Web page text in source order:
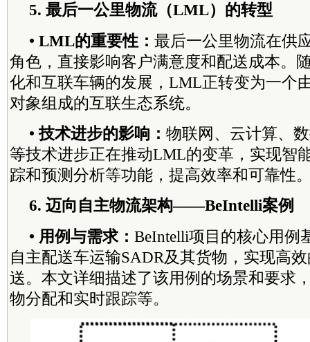
5. 最后一公里物流（LML）的转型
• LML的重要性： 最后一公里物流在供
角色，直接影响客户满意度和配送成本。
化和互联车辆的发展，LML正转变为一个
对象组成的互联生态系统。
• 技术进步的影响： 物联网、云计算、
等技术进步正在推动LML的变革，实现智
踪和预测分析等功能，提高效率和可靠性
6. 迈向自主物流架构——BeIntelli案例
• 用例与需求： BeIntelli项目的核心用例
自主配送车运输SADR及其货物，实现高
送。本文详细描述了该用例的场景和要求
物分配和实时跟踪等。